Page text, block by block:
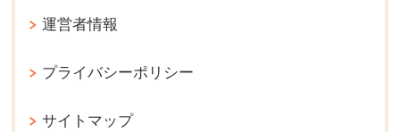
運営者情報
プライバシーポリシー
サイトマップ